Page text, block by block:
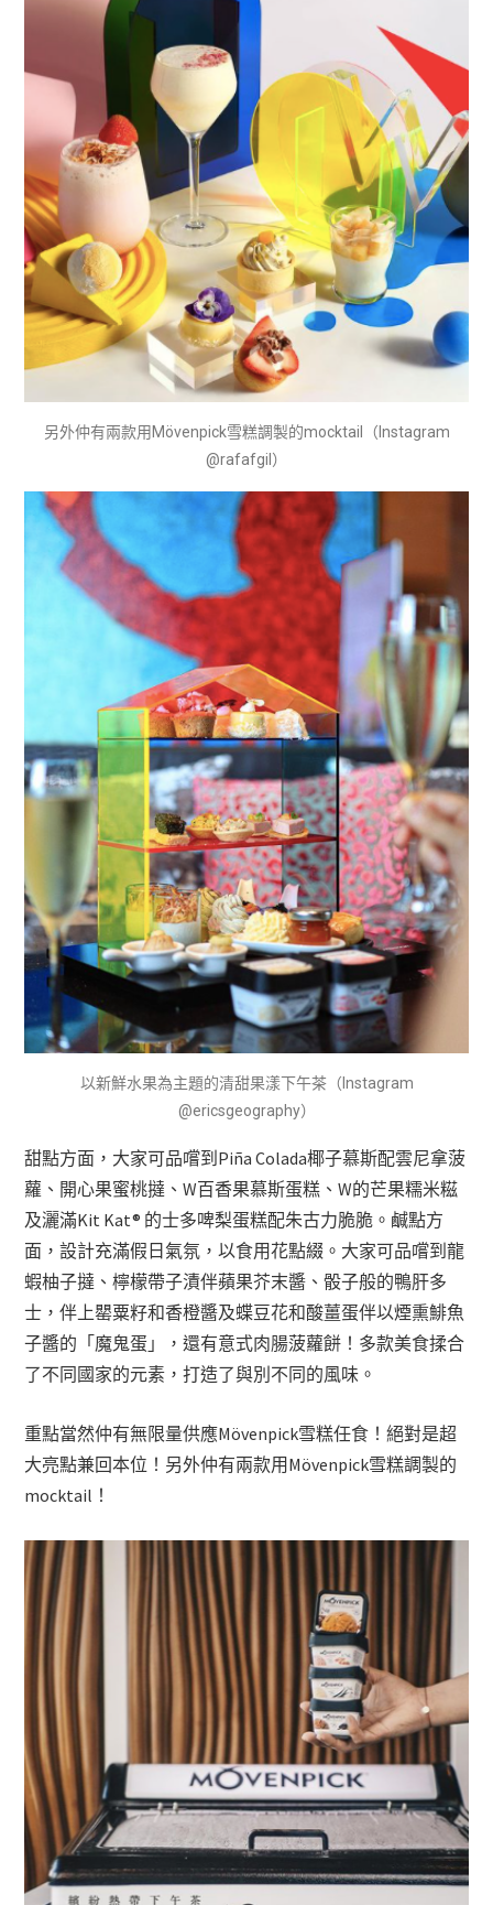
另外仲有兩款用Mövenpick雪糕調製的mocktail（Instagram
@rafafgil）
以新鮮水果為主題的清甜果漾下午茶（Instagram
@ericsgeography）
甜點方面，大家可品嚐到Piña Colada椰子慕斯配雲尼拿菠
蘿、開心果蜜桃撻、W百香果慕斯蛋糕、W的芒果糯米糍
及灑滿Kit Kat® 的士多啤梨蛋糕配朱古力脆脆。鹹點方
面，設計充滿假日氣氛，以食用花點綴。大家可品嚐到龍
蝦柚子撻、檸檬帶子漬伴蘋果芥末醬、骰子般的鴨肝多
士，伴上罌粟籽和香橙醬及蝶豆花和酸薑蛋伴以煙熏鯡魚
子醬的「魔鬼蛋」，還有意式肉腸菠蘿餅！多款美食揉合
了不同國家的元素，打造了與別不同的風味。
重點當然仲有無限量供應Mövenpick雪糕任食！絕對是超
大亮點兼回本位！另外仲有兩款用Mövenpick雪糕調製的
mocktail！